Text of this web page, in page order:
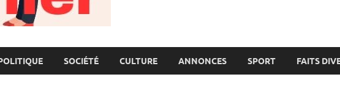
SOCIÉTÉ CULTURE ANNONCES SPORT FAITS